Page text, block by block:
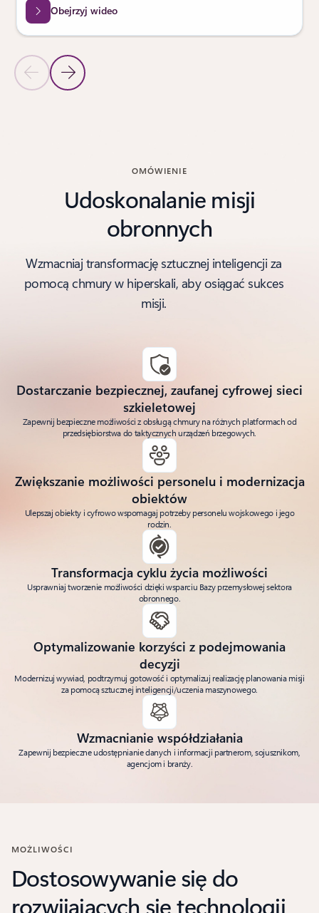
Poprzedni slajdNastępny slajd
Obejrzyj wideo
OMÓWIENIE
Udoskonalanie misji
obronnych
Wzmacniaj transformację sztucznej inteligencji za
pomocą chmury w hiperskali, aby osiągać sukces
misji.
Dostarczanie bezpiecznej, zaufanej cyfrowej sieci
szkieletowej
Zapewnij bezpieczne możliwości z obsługą chmury na różnych platformach od
przedsiębiorstwa do taktycznych urządzeń brzegowych.
Zwiększanie możliwości personelu i modernizacja
obiektów
Ulepszaj obiekty i cyfrowo wspomagaj potrzeby personelu wojskowego i jego
rodzin.
Transformacja cyklu życia możliwości
Usprawniaj tworzenie możliwości dzięki wsparciu Bazy przemysłowej sektora
obronnego.
Optymalizowanie korzyści z podejmowania
decyzji
Modernizuj wywiad, podtrzymuj gotowość i optymalizuj realizację planowania misji
za pomocą sztucznej inteligencji/uczenia maszynowego.
Wzmacnianie współdziałania
Zapewnij bezpieczne udostępnianie danych i informacji partnerom, sojusznikom,
agencjom i branży.
MOŻLIWOŚCI
Dostosowywanie się do
rozwijających się technologii